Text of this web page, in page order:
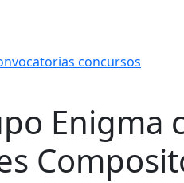
concursos
Enigma